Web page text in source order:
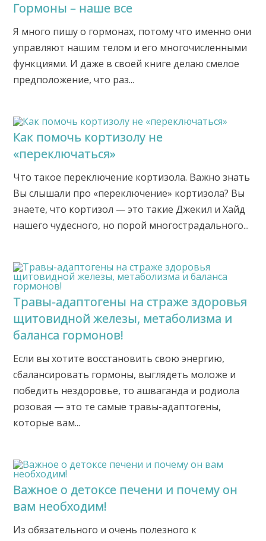
Гормоны – наше все
Я много пишу о гормонах, потому что именно они
управляют нашим телом и его многочисленными
функциями. И даже в своей книге делаю смелое
предположение, что раз...
Как помочь кортизолу не
«переключаться»
Что такое переключение кортизола. Важно знать
Вы слышали про «переключение» кортизола? Вы
знаете, что кортизол — это такие Джекил и Хайд
нашего чудесного, но порой многострадального...
Травы-адаптогены на страже здоровья
щитовидной железы, метаболизма и
баланса гормонов!
Если вы хотите восстановить свою энергию,
сбалансировать гормоны, выглядеть моложе и
победить нездоровье, то ашваганда и родиола
розовая — это те самые травы-адаптогены,
которые вам...
Важное о детоксе печени и почему он
вам необходим!
Из обязательного и очень полезного к